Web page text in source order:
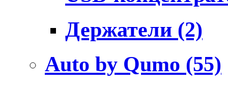
Держатели (2)
Auto by Qumo (55)